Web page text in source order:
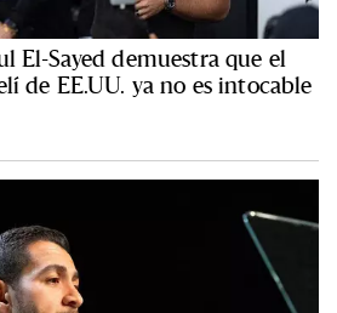
El-Sayed demuestra que el
de EE.UU. ya no es intocable